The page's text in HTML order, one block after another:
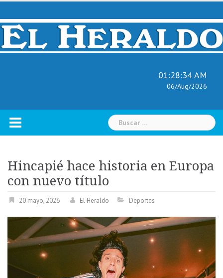
Skip
content
01:28:35 AM
06/Aug/2026
Buscar:
Hincapié hace historia en Europa
con nuevo título
20 mayo, 2026 El Heraldo Deportes